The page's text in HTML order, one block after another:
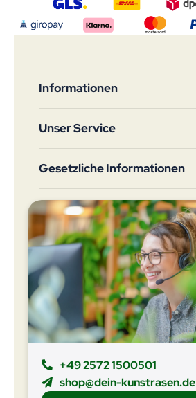
Informationen
Unser Service
Gesetzliche Informationen
+49 2572 1500501
shop@dein-kunstrasen.de